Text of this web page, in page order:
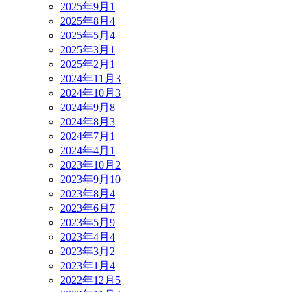
2025年9月 1
2025年8月 4
2025年5月 4
2025年3月 1
2025年2月 1
2024年11月 3
2024年10月 3
2024年9月 8
2024年8月 3
2024年7月 1
2024年4月 1
2023年10月 2
2023年9月 10
2023年8月 4
2023年6月 7
2023年5月 9
2023年4月 4
2023年3月 2
2023年1月 4
2022年12月 5